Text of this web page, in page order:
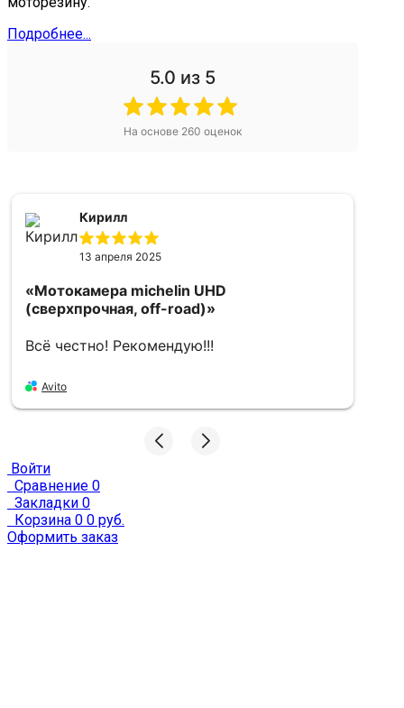
Подробнее...
5.0 из 5
На основе 260 оценок
Кирилл
13 апреля 2025
«Мотокамера michelin UHD
(сверхпрочная, off-road)»
Всё честно! Рекомендую!!!
Avito
Войти
Сравнение 0
Закладки 0
Корзина 0 0 руб.
Оформить заказ